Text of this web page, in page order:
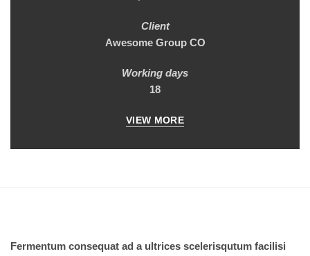
Client
Awesome Group CO
Working days
18
VIEW MORE
Fermentum consequat ad a ultrices scelerisqutum facilisi